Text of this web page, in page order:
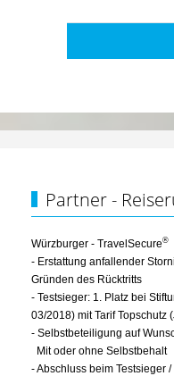
Partner -
Würzburger - TravelSecure®
- Erstattung anfallender
Gründen des Rücktritts
- Testsieger: 1. Platz bei
03/2018) mit Tarif Topschutz
- Selbstbeteiligung auf
Mit oder ohne Selbstbehalt
- Abschluss beim Testsieger